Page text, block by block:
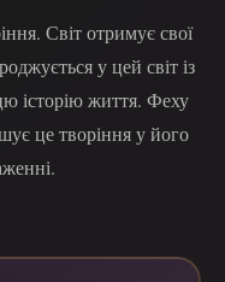
Світ отримує свої
у цей світ із
історію життя. Феху
це творіння у його